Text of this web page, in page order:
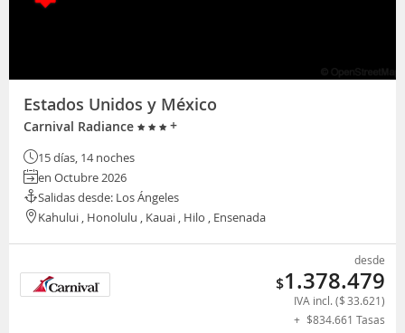
Estados Unidos y México
Carnival Radiance +
15 días, 14 noches
en Octubre 2026
Salidas desde: Los Ángeles
Kahului , Honolulu , Kauai , Hilo , Ensenada
desde
$1.378.479
IVA incl. ($ 33.621)
+ $834.661 Tasas